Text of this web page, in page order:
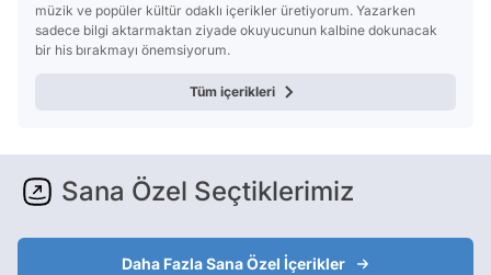
müzik ve popüler kültür odaklı içerikler üretiyorum. Yazarken
sadece bilgi aktarmaktan ziyade okuyucunun kalbine dokunacak
bir his bırakmayı önemsiyorum.
Tüm içerikleri
Sana Özel Seçtiklerimiz
Daha Fazla Sana Özel İçerikler